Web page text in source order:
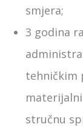
smjera;
3 godina
tehničkim
stručnu